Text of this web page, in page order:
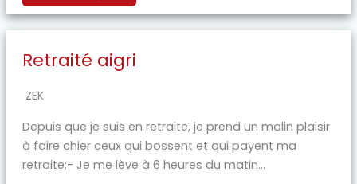
Retraité aigri
ZEK
Depuis que je suis en retraite, je prend un malin plaisir
à faire chier ceux qui bossent et qui payent ma
retraite:- Je me lève à 6 heures du matin...